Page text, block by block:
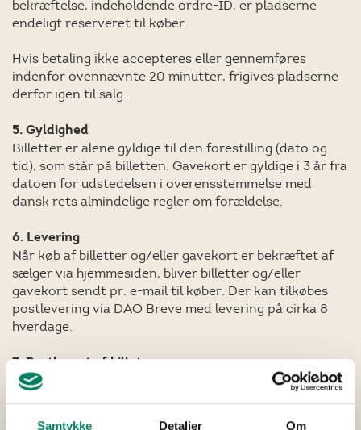
Samtykke Detaljer Om
bekræftelse, indeholdende ordre-ID, er pladserne
endeligt reserveret til køber.
Hvis betaling ikke accepteres eller gennemføres
indenfor ovennævnte 20 minutter, frigives pladserne
derfor igen til salg.
5. Gyldighed
Billetter er alene gyldige til den forestilling (dato og
tid), som står på billetten. Gavekort er gyldige i 3 år fra
datoen for udstedelsen i overensstemmelse med
dansk rets almindelige regler om forældelse.
6. Levering
Når køb af billetter og/eller gavekort er bekræftet af
sælger via hjemmesiden, bliver billetter og/eller
gavekort sendt pr. e-mail til køber. Der kan tilkøbes
postlevering via DAO Breve med levering på cirka 8
hverdage.
7. Bortkomst af billet
Såfremt købers billet eller gavekort bortkommer, kan